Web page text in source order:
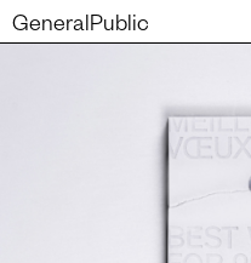
GeneralPublic